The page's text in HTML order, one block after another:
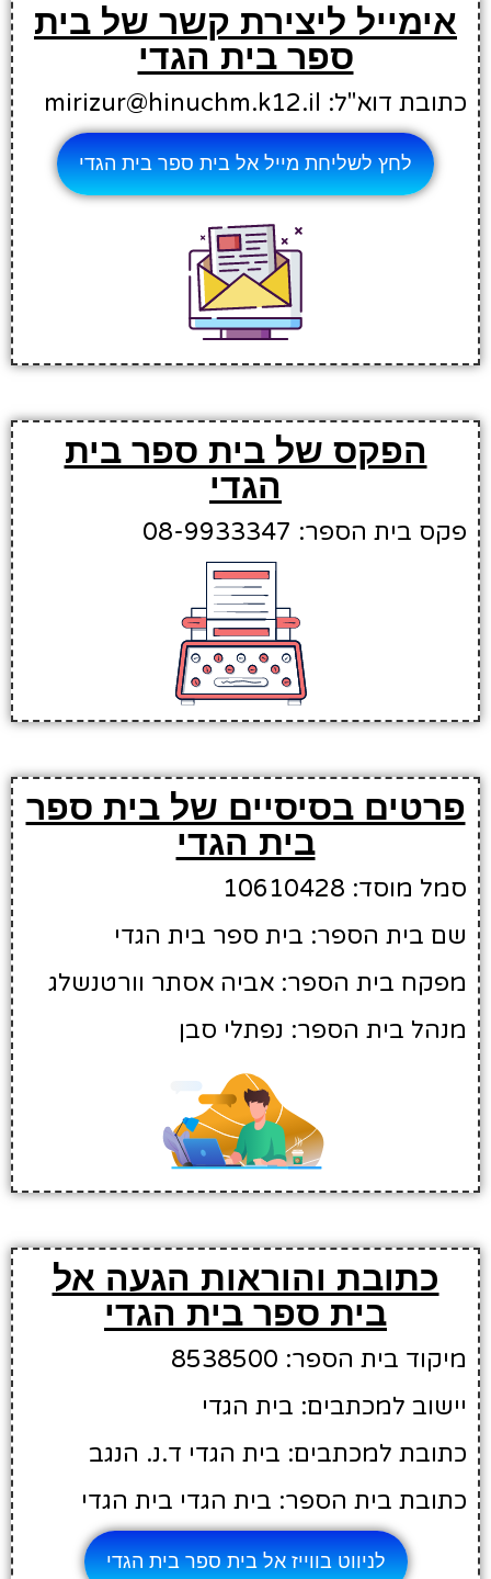
אימייל ליצירת קשר של בית
ספר בית הגדי
כתובת דוא"ל: mirizur@hinuchm.k12.il
לחץ לשליחת מייל אל בית ספר בית הגדי
הפקס של בית ספר בית
הגדי
פקס בית הספר: 08-9933347
פרטים בסיסיים של בית ספר
בית הגדי
סמל מוסד: 10610428
שם בית הספר: בית ספר בית הגדי
מפקח בית הספר: אביה אסתר וורטנשלג
מנהל בית הספר: נפתלי סבן
כתובת והוראות הגעה אל
בית ספר בית הגדי
מיקוד בית הספר: 8538500
יישוב למכתבים: בית הגדי
כתובת למכתבים: בית הגדי ד.נ. הנגב
כתובת בית הספר: בית הגדי בית הגדי
לניווט בווייז אל בית ספר בית הגדי